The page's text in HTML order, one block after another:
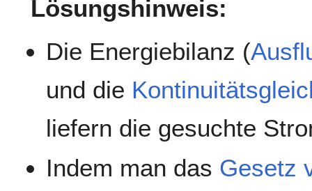
Lösungshinweis:
Die Energiebilanz (
und die
liefern die gesuchte
Indem man das Gesetz